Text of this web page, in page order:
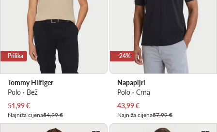
Prilika
Tommy Hilfiger
Polo · Bež
Trenutna cijena
51,99€
Najniža cijena54,99 €
-24%
Napapijri
Polo · Crna
Trenutna cijena
43,99€
Najniža cijena57,99 €